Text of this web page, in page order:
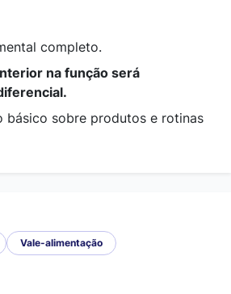
completo.
na função será
básico sobre produtos e rotinas
Vale-alimentação